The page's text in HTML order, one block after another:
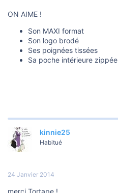
ON AIME !
Son MAXI format
Son logo brodé
Ses poignées tissées
Sa poche intérieure zippée
kinnie25
Habitué
24 Janvier 2014
merci Tortape !